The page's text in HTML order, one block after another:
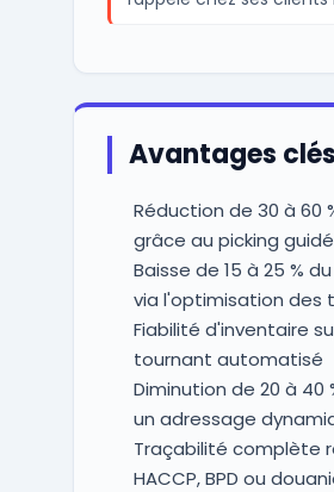
Avantages clés
Réduction de 30 à 60
grâce au picking
Baisse de 15 à 25 %
via l'optimisation des
Fiabilité d'inventaire
tournant automatisé
Diminution de 20 à
un adressage
Traçabilité complète
HACCP, BPD ou